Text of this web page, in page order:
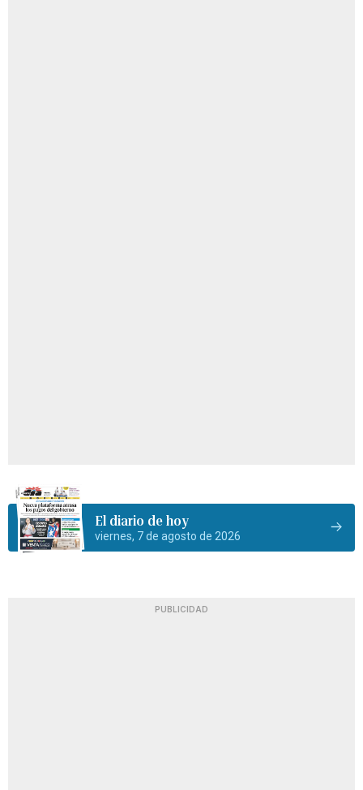
El diario de hoy
viernes, 7 de agosto de 2026
PUBLICIDAD